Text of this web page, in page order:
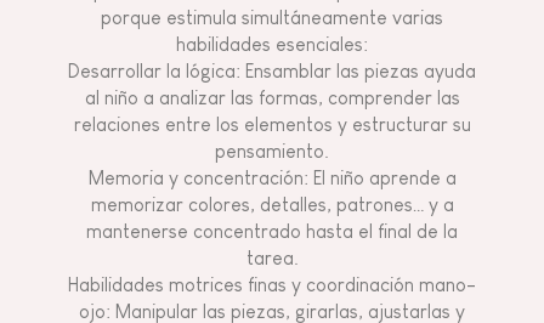
porque estimula simultáneamente varias
habilidades esenciales:
Desarrollar la lógica: Ensamblar las piezas ayuda
al niño a analizar las formas, comprender las
relaciones entre los elementos y estructurar su
pensamiento.
Memoria y concentración: El niño aprende a
memorizar colores, detalles, patrones… y a
mantenerse concentrado hasta el final de la
tarea.
Habilidades motrices finas y coordinación mano-
ojo: Manipular las piezas, girarlas, ajustarlas y